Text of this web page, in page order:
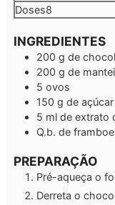
Doses8
INGREDIENTES
200 g de
200 g de
5 ovos
150 g de açúcar
5 ml de extrato
Q.b. de
PREPARAÇÃO
Pré-aqueça o
Derreta o